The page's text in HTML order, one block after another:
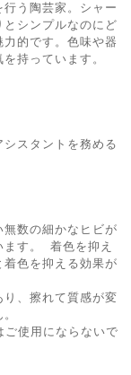
う陶芸家。シャー
シンプルなのにど
的です。色味や器
持っています。
スタントを務める
無数の細かなヒビが
ます。 着色を抑え
色を抑える効果が
り、擦れて質感が変
。
ご使用にならないで